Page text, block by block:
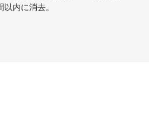
以内に消去。